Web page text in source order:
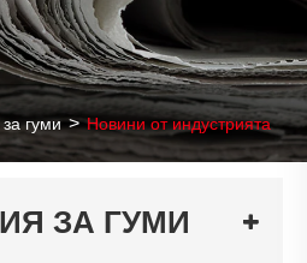
гуми Новини от индустрията
ЗА ГУМИ